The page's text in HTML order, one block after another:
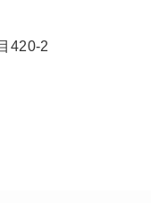
420-2